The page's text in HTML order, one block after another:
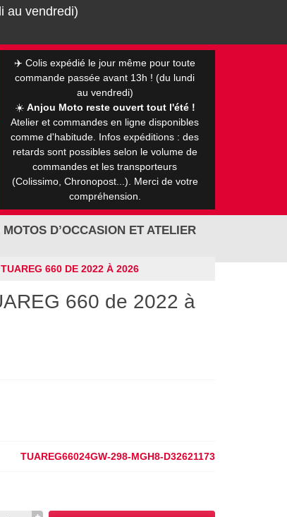
au vendredi)
✈️ Colis expédié le jour même pour toute
commande passée avant 13h ! (du lundi
au vendredi)
☀️ Anjou Moto reste ouvert tout l'été !
Atelier et commandes en ligne disponibles
comme d'habitude. Infos expéditions : des
retards sont possibles selon le volume de
commandes et les transporteurs
(Colissimo, Chronopost...). Merci de votre
compréhension.
D’OCCASION ET ATELIER
660 DE 2022 À 2026
660 de 2022 à
TUAREG66024GW-298-MGH8-D32621173